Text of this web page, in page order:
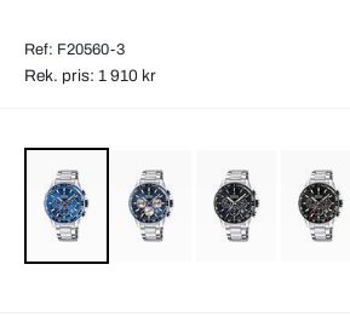
Ref: F20560-3
Rek. pris: 1 910 kr